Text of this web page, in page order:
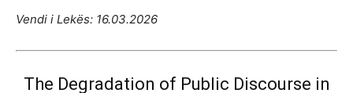
Vendi i Lekës: 16.03.2026
The Degradation of Public Discourse in